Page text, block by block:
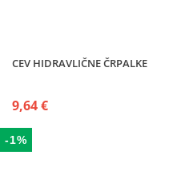
CEV HIDRAVLIČNE ČRPALKE
9,64 €
-1%